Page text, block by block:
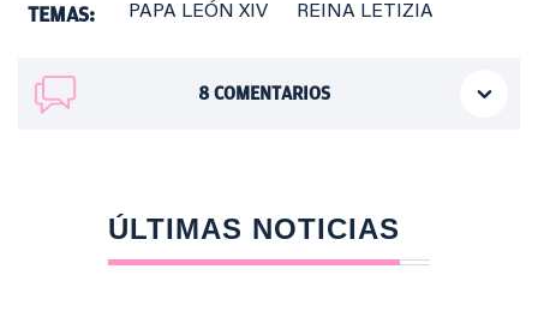
TEMAS: PAPA LEÓN XIV REINA LETIZIA
8COMENTARIOS
ÚLTIMAS NOTICIAS